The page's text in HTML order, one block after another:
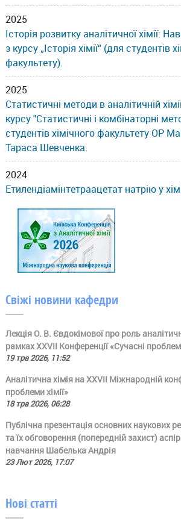
2025
Історія розвитку аналітичної хімії:
з курсу „Історія хімії“ (для студентів
факультету).
2025
Статистичні методи в аналітичній
курсу "Статистичні і комбінаторні
студентів хімічного факультету ОР
Тараса Шевченка.
2024
Етилендіамінтетраацетат натрію у
Свіжі новини кафедри
Лекція О. В. Євдокімової про роль
рамках ХХVII Конференції «Сучасні
19 тра 2026, 11:52
Аналітична хімія на ХХVII Міжнародній
проблеми хімії»
18 тра 2026, 06:28
Публічна презентація основних наукових
та їх обговорення (попередній захист)
навчання Шабелька Андрія
23 Лют 2026, 17:07
Нові статті